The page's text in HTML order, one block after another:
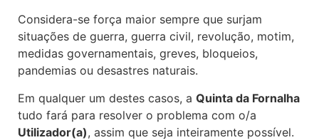
Considera-se força maior sempre que surjam
situações de guerra, guerra civil, revolução, motim,
medidas governamentais, greves, bloqueios,
pandemias ou desastres naturais.
Em qualquer um destes casos, a Quinta da Fornalha
tudo fará para resolver o problema com o/a
Utilizador(a), assim que seja inteiramente possível.